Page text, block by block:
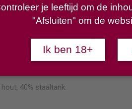
presenteert zich met een
exotische fruittonen. In de
met een vleugje biscuit
en verfijning in combinatie met de
deze Burgunder.
40% staaltank.
je leeftijd om de
"Afsluiten" om de
Ik ben 18+